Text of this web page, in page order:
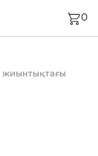
0
жиынтықтағы